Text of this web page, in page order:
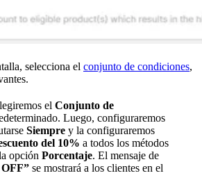
selecciona el conjunto de condiciones,
el Conjunto de
Luego, configuraremos
Siempre y la configuraremos
del 10% a todos los métodos
opción Porcentaje. El mensaje de
se mostrará a los clientes en el